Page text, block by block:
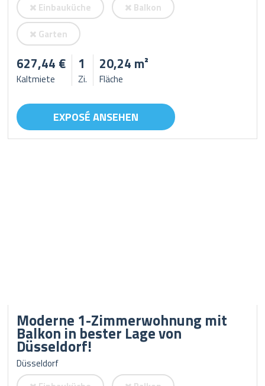
Einbauküche
Balkon
Garten
627,44 €
Kaltmiete
1
Zi.
20,24 m²
Fläche
EXPOSÉ ANSEHEN
Moderne 1-Zimmerwohnung mit
Balkon in bester Lage von
Düsseldorf!
Düsseldorf